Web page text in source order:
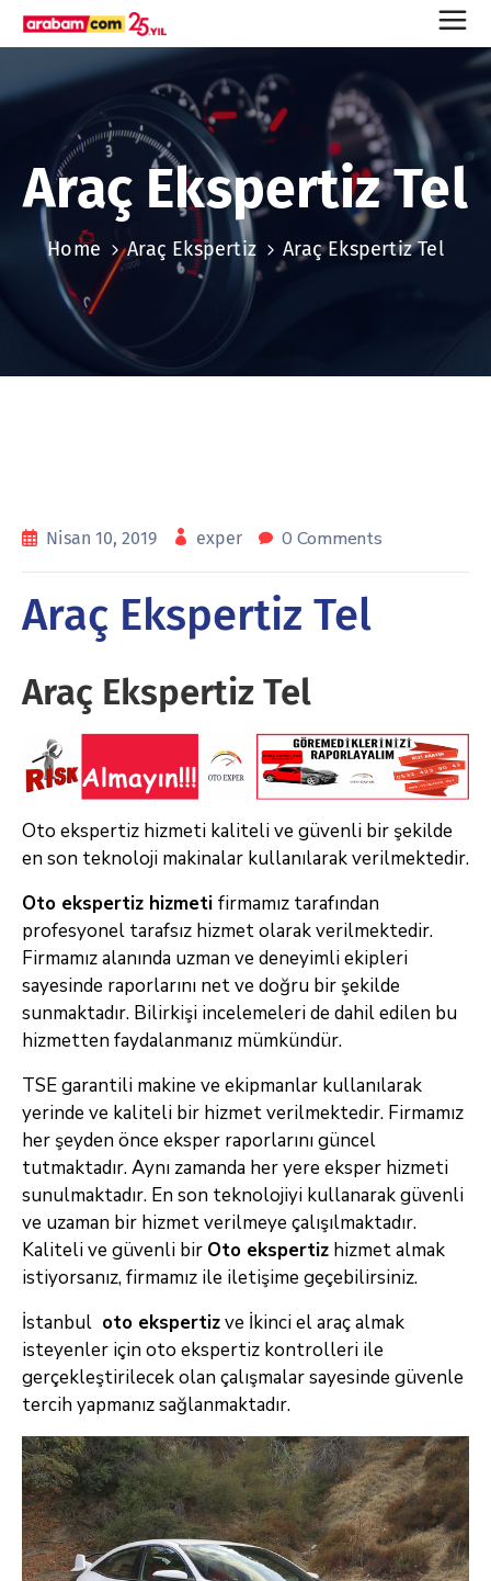
Araç Ekspertiz Tel
Home Araç Ekspertiz Araç Ekspertiz Tel
Nisan 10, 2019 exper 0 Comments
Araç Ekspertiz Tel
Araç Ekspertiz Tel
Oto ekspertiz hizmeti kaliteli ve güvenli bir şekilde
en son teknoloji makinalar kullanılarak verilmektedir.
Oto ekspertiz hizmeti firmamız tarafından
profesyonel tarafsız hizmet olarak verilmektedir.
Firmamız alanında uzman ve deneyimli ekipleri
sayesinde raporlarını net ve doğru bir şekilde
sunmaktadır. Bilirkişi incelemeleri de dahil edilen bu
hizmetten faydalanmanız mümkündür.
TSE garantili makine ve ekipmanlar kullanılarak
yerinde ve kaliteli bir hizmet verilmektedir. Firmamız
her şeyden önce eksper raporlarını güncel
tutmaktadır. Aynı zamanda her yere eksper hizmeti
sunulmaktadır. En son teknolojiyi kullanarak güvenli
ve uzaman bir hizmet verilmeye çalışılmaktadır.
Kaliteli ve güvenli bir Oto ekspertiz hizmet almak
istiyorsanız, firmamız ile iletişime geçebilirsiniz.
İstanbul oto ekspertizve İkinci el araç almak
isteyenler için oto ekspertiz kontrolleri ile
gerçekleştirilecek olan çalışmalar sayesinde güvenle
tercih yapmanız sağlanmaktadır.